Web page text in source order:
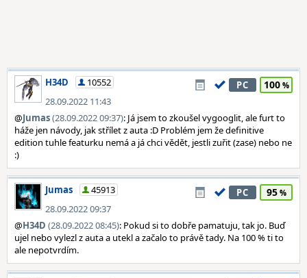
H34D
10552
28.09.2022 11:43
PC 100
@Jumas(28.09.2022 09:37): Já jsem to zkoušel vygooglit, ale furt to
háže jen návody, jak střílet z auta :D Problém jem že definitive
edition tuhle featurku nemá a já chci vědět, jestli zuřit (zase) nebo ne
:)
Jumas
45913
28.09.2022 09:37
PC 95
@H34D (28.09.2022 08:45): Pokud si to dobře pamatuju, tak jo. Buď
ujel nebo vylezl z auta a utekl a začalo to právě tady. Na 100 % ti to
ale nepotvrdím.